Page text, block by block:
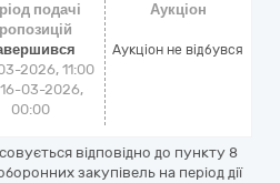
подачі
2026, 11:00
03-2026,
00:00
Аукціон
Аукціон не відбувся
відповідно до пункту 8
закупівель на період дії